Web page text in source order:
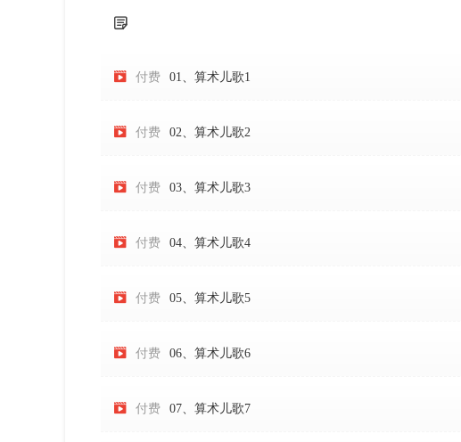

 付费 01、算术儿歌1
 付费 02、算术儿歌2
 付费 03、算术儿歌3
 付费 04、算术儿歌4
 付费 05、算术儿歌5
 付费 06、算术儿歌6
 付费 07、算术儿歌7